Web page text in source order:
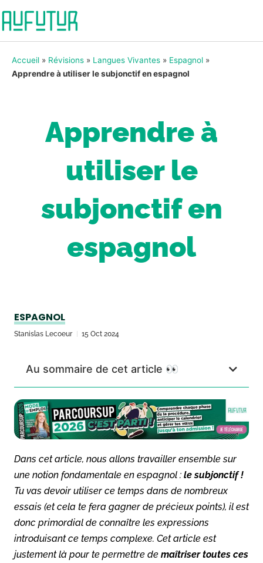
Accueil » Révisions » Langues Vivantes » Espagnol »
Apprendre à utiliser le subjonctif en espagnol
Apprendre à
utiliser le
subjonctif en
espagnol
ESPAGNOL
Stanislas Lecoeur 15 Oct 2024
Au sommaire de cet article 👀
Dans cet article, nous allons travailler ensemble sur
une notion fondamentale en espagnol : le subjonctif !
Tu vas devoir utiliser ce temps dans de nombreux
essais (et cela te fera gagner de précieux points), il est
donc primordial de connaître les expressions
introduisant ce temps complexe. Cet article est
justement là pour te permettre de maîtriser toutes ces